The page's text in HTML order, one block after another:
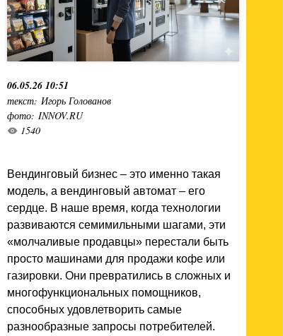
06.05.26 10:51
текст: Игорь Голованов
фото: INNOV.RU
1540
Вендинговый бизнес – это именно такая
модель, а вендинговый автомат – его
сердце. В наше время, когда технологии
развиваются семимильными шагами, эти
«молчаливые продавцы» перестали быть
просто машинами для продажи кофе или
газировки. Они превратились в сложных и
многофункциональных помощников,
способных удовлетворить самые
разнообразные запросы потребителей.